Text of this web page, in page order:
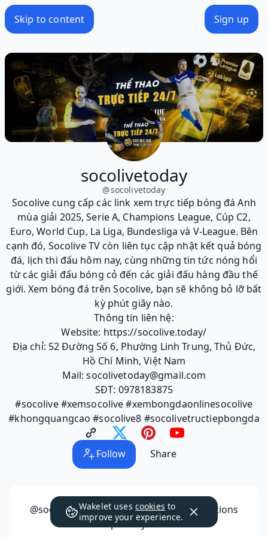
Skip to content Sign up
socolivetoday
@socolivetoday
Socolive cung cấp các link xem trực tiếp bóng đá Anh
mùa giải 2025, Serie A, Champions League, Cúp C2,
Euro, World Cup, La Liga, Bundesliga và V-League. Bên
cạnh đó, Socolive TV còn liên tục cập nhật kết quả bóng
đá, lịch thi đấu hôm nay, cùng những tin tức nóng hổi
từ các giải đấu bóng cỏ đến các giải đấu hàng đầu thế
giới. Xem bóng đá trên Socolive, bạn sẽ không bỏ lỡ bất
kỳ phút giây nào.
Thông tin liên hệ:
Website: https://socolive.today/
Địa chỉ: 52 Đường Số 6, Phường Linh Trung, Thủ Đức,
Hồ Chí Minh, Việt Nam
Mail: socolivetoday@gmail.com
SĐT: 0978183875
#socolive #xemsocolive #xembongdaonlinesocolive
#khongquangcao #socolive8 #socolivetructiepbongda
Follow Share
@socolivetodayhas not made any collections
public yet.
Wakelet uses cookies to
improve your experience.